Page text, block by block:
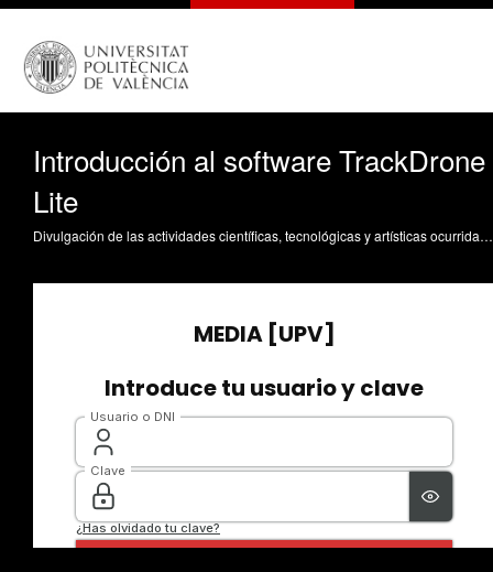
Introducción al software TrackDrone
Lite
Divulgación de las actividades científicas, tecnológicas y artísticas ocurridas en los tres campus de la UPV